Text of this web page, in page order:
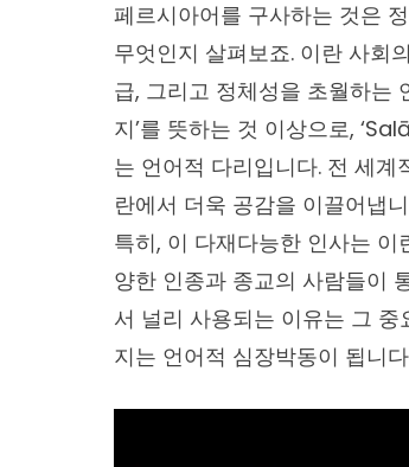
페르시아어를 구사하는 것은
무엇인지 살펴보죠. 이란 사회
급, 그리고 정체성을 초월하는
지’를 뜻하는 것 이상으로,
는 언어적 다리입니다. 전 세계
란에서 더욱 공감을 이끌어냅
특히, 이 다재다능한 인사는
양한 인종과 종교의 사람들이
서 널리 사용되는 이유는 그
지는 언어적 심장박동이 됩니